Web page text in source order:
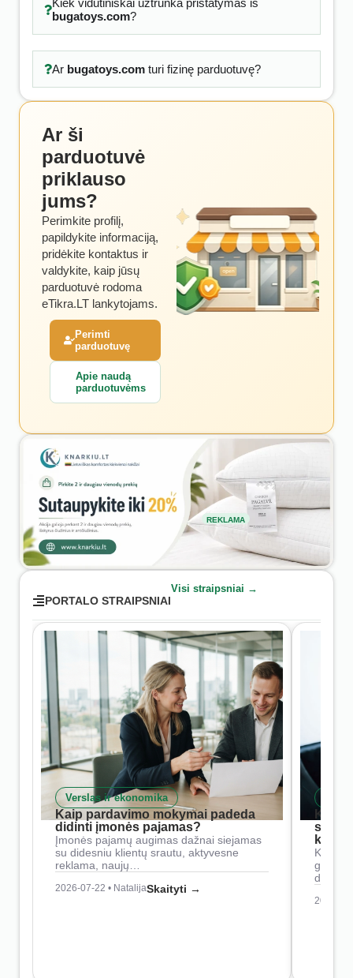
Kiek vidutiniškai užtrunka pristatymas iš
bugatoys.com?
Ar bugatoys.comturi fizinę parduotuvę?
Ar ši
parduotuvė
priklauso
jums?
Perimkite profilį,
papildykite informaciją,
pridėkite kontaktus ir
valdykite, kaip jūsų
parduotuvė rodoma
eTikra.LT lankytojams.
Perimti
parduotuvę
Apie naudą
parduotuvėms
REKLAMA
PORTALO STRAIPSNIAI
Visi straipsniai →
Verslas ir ekonomika
Kaip pardavimo mokymai padeda
didinti įmonės pajamas?
Įmonės pajamų augimas dažnai siejamas
su didesniu klientų srautu, aktyvesne
reklama, naujų…
2026-07-22 • NatalijaSkaityti →
Kaip
2026-